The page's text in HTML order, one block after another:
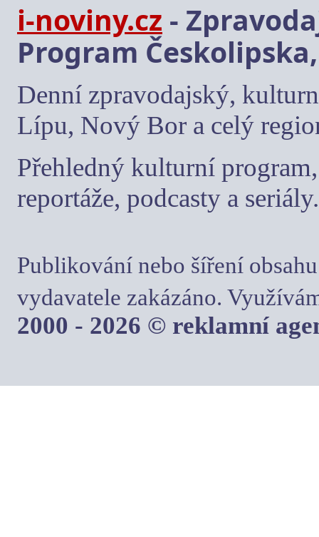
i-noviny.cz -
Program
Denní zpravodajský,
Lípu, Nový Bor a celý
Přehledný kulturní
reportáže, podcasty a seriály.
Publikování nebo šíření
vydavatele zakázáno.
2000 - 2026 © reklamní